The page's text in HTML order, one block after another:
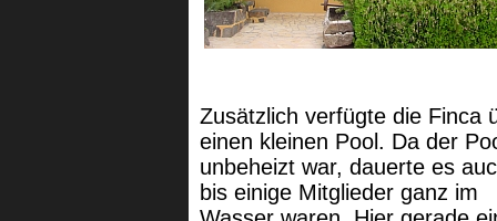
Zusätzlich verfügte die Finca
einen kleinen Pool. Da der
unbeheizt war, dauerte es
bis einige Mitglieder ganz im